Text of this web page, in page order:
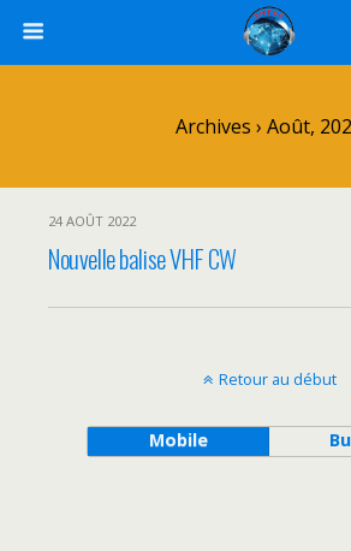
Archives › Août,
24 AOÛT 2022
Nouvelle balise VHF CW
Retour au début
Mobile